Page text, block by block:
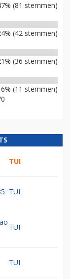
(81 stemmen)
(42 stemmen)
(36 stemmen)
6% (11 stemmen)
TUI
TUI
TUI
TUI